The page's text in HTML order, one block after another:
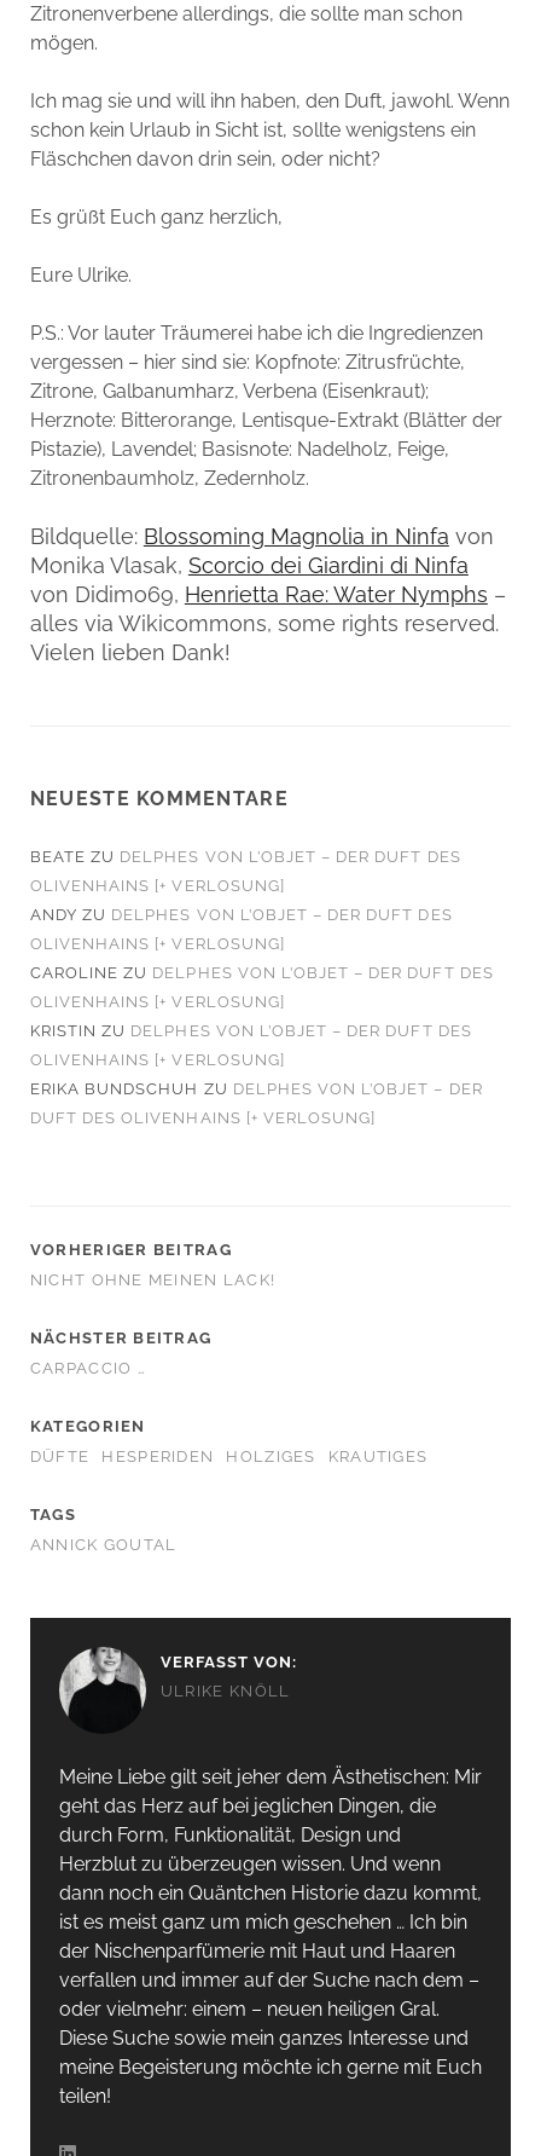
Zitronenverbene allerdings, die sollte man schon
mögen.
Ich mag sie und will ihn haben, den Duft, jawohl. Wenn
schon kein Urlaub in Sicht ist, sollte wenigstens ein
Fläschchen davon drin sein, oder nicht?
Es grüßt Euch ganz herzlich,
Eure Ulrike.
P.S.: Vor lauter Träumerei habe ich die Ingredienzen
vergessen – hier sind sie: Kopfnote: Zitrusfrüchte,
Zitrone, Galbanumharz, Verbena (Eisenkraut);
Herznote: Bitterorange, Lentisque-Extrakt (Blätter der
Pistazie), Lavendel; Basisnote: Nadelholz, Feige,
Zitronenbaumholz, Zedernholz.
Bildquelle: Blossoming Magnolia in Ninfa von
Monika Vlasak, Scorcio dei Giardini di Ninfa
von Didimo69, Henrietta Rae: Water Nymphs –
alles via Wikicommons, some rights reserved.
Vielen lieben Dank!
NEUESTE KOMMENTARE
BEATE ZU DELPHES VON L’OBJET – DER DUFT DES
OLIVENHAINS [+ VERLOSUNG]
ANDY ZU DELPHES VON L’OBJET – DER DUFT DES
OLIVENHAINS [+ VERLOSUNG]
CAROLINE ZU DELPHES VON L’OBJET – DER DUFT DES
OLIVENHAINS [+ VERLOSUNG]
KRISTIN ZU DELPHES VON L’OBJET – DER DUFT DES
OLIVENHAINS [+ VERLOSUNG]
ERIKA BUNDSCHUH ZU DELPHES VON L’OBJET – DER
DUFT DES OLIVENHAINS [+ VERLOSUNG]
VORHERIGER BEITRAG
NICHT OHNE MEINEN LACK!
NÄCHSTER BEITRAG
CARPACCIO …
KATEGORIEN
DÜFTE
HESPERIDEN HOLZIGES KRAUTIGES
TAGS
ANNICK GOUTAL
VERFASST VON:
ULRIKE KNÖLL
Meine Liebe gilt seit jeher dem Ästhetischen: Mir
geht das Herz auf bei jeglichen Dingen, die
durch Form, Funktionalität, Design und
Herzblut zu überzeugen wissen. Und wenn
dann noch ein Quäntchen Historie dazu kommt,
ist es meist ganz um mich geschehen … Ich bin
der Nischenparfümerie mit Haut und Haaren
verfallen und immer auf der Suche nach dem –
oder vielmehr: einem – neuen heiligen Gral.
Diese Suche sowie mein ganzes Interesse und
meine Begeisterung möchte ich gerne mit Euch
teilen!